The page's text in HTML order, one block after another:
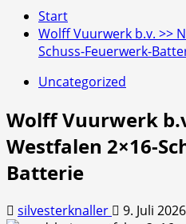
Start
Wolff Vuurwerk b.v. >>
Schuss-Feuerwerk-
Uncategorized
Wolff Vuurwerk
Westfalen 2×16-
Batterie
silvesterknaller 9. Juli 2026